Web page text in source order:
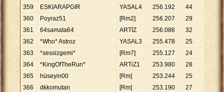
359
ESKIARAPGIR YASAL4 256.192 44 5
360
Poyraz51 [Rm2] 256.207 29
361
64samata64 ARTİZ 256.086 32 8
362
*Who* Astroz YASAL3 255.478 25 10
363
*sessizgemi* [Rm7] 255.127 24
364
*KingOfTheRun* ARTiZ1 253.980 28 9.
365
hüseyin00 [Rm] 253.244 25
366
dkkomutan [Rm] 253.190 27 9